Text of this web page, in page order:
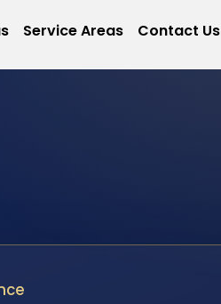
Service Areas Contact Us